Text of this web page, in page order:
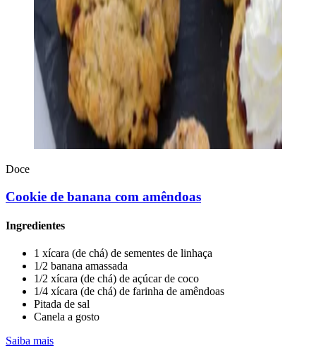
Doce
Cookie de banana com amêndoas
Ingredientes
1 xícara (de chá) de sementes de linhaça
1/2 banana amassada
1/2 xícara (de chá) de açúcar de coco
1/4 xícara (de chá) de farinha de amêndoas
Pitada de sal
Canela a gosto
Saiba mais